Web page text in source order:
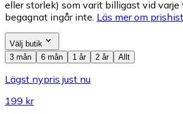
eller storlek) som varit billigast vid
begagnat ingår inte. Läs mer om
Välj butik
3 mån
6 mån 1 år 2 år Allt
Lägst nypris just nu
199 kr